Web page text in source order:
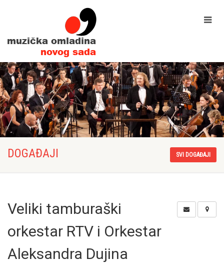
DOGAĐAJI SVI DOGAĐAJI
Veliki tamburaški
orkestar RTV i Orkestar
Aleksandra Dujina